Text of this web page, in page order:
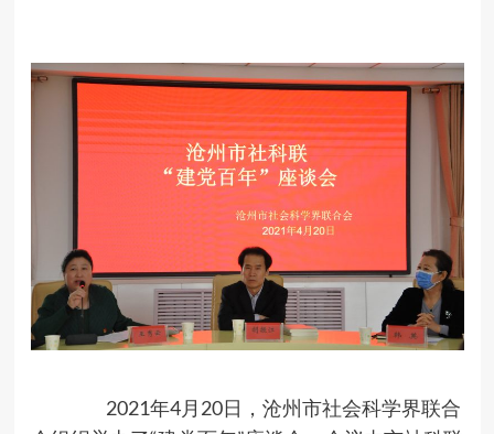
2021年4月20日，沧州市社会科学界联合